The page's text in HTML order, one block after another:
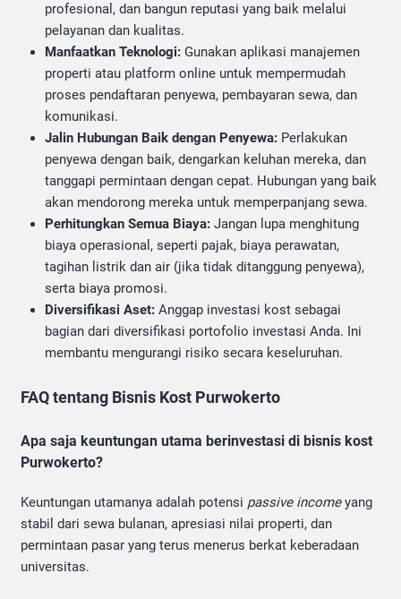
profesional, dan bangun reputasi yang baik melalui
pelayanan dan kualitas.
Manfaatkan Teknologi: Gunakan aplikasi manajemen
properti atau platform online untuk mempermudah
proses pendaftaran penyewa, pembayaran sewa, dan
komunikasi.
Jalin Hubungan Baik dengan Penyewa: Perlakukan
penyewa dengan baik, dengarkan keluhan mereka, dan
tanggapi permintaan dengan cepat. Hubungan yang baik
akan mendorong mereka untuk memperpanjang sewa.
Perhitungkan Semua Biaya: Jangan lupa menghitung
biaya operasional, seperti pajak, biaya perawatan,
tagihan listrik dan air (jika tidak ditanggung penyewa),
serta biaya promosi.
Diversifikasi Aset: Anggap investasi kost sebagai
bagian dari diversifikasi portofolio investasi Anda. Ini
membantu mengurangi risiko secara keseluruhan.
FAQ tentang Bisnis Kost Purwokerto
Apa saja keuntungan utama berinvestasi di bisnis kost
Purwokerto?
Keuntungan utamanya adalah potensi passive incomeyang
stabil dari sewa bulanan, apresiasi nilai properti, dan
permintaan pasar yang terus menerus berkat keberadaan
universitas.